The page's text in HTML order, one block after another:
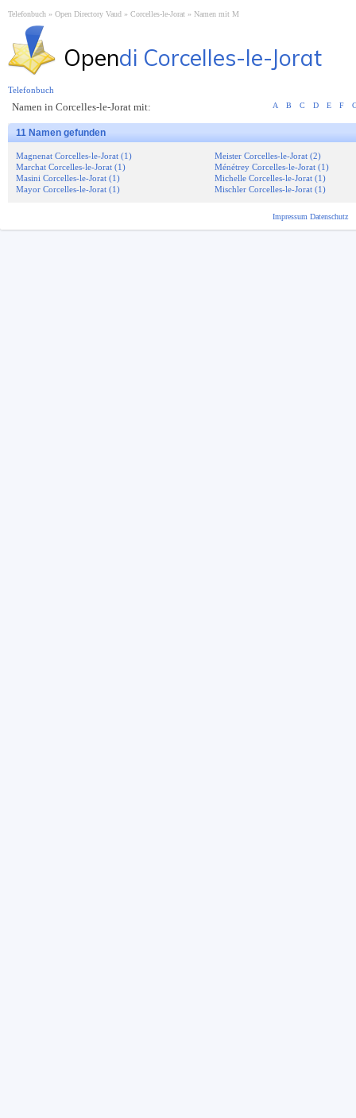
Telefonbuch Open Directory Vaud Corcelles-le-Jorat Namen mit M
Opendi Corcelles-le-Jorat
Namen in Corcelles-le-Jorat mit: A B C D E F
11 Namen gefunden
Magnenat Corcelles-le-Jorat (1)
Marchat Corcelles-le-Jorat (1)
Masini Corcelles-le-Jorat (1)
Mayor Corcelles-le-Jorat (1)
Meister Corcelles-le-Jorat (2)
Ménétrey Corcelles-le-Jorat (1)
Michelle Corcelles-le-Jorat (1)
Mischler Corcelles-le-Jorat (1)
Telefonbuch
Impressum Datenschutz